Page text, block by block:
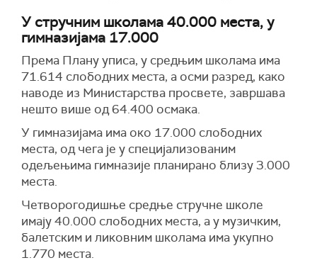
У стручним школама 40.000 места, у
гимназијама 17.000
Према Плану уписа, у средњим школама има
71.614 слободних места, а осми разред, како
наводе из Министарства просвете, завршава
нешто више од 64.400 осмака.
У гимназијама има око 17.000 слободних
места, од чега је у специјализованим
одељењима гимназије планирано близу 3.000
места.
Четворогодишње средње стручне школе
имају 40.000 слободних места, а у музичким,
балетским и ликовним школама има укупно
1.770 места.